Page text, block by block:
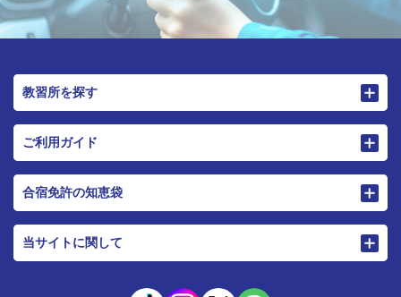
教習所を探す
ご利用ガイド
合宿免許の知恵袋
当サイトに関して